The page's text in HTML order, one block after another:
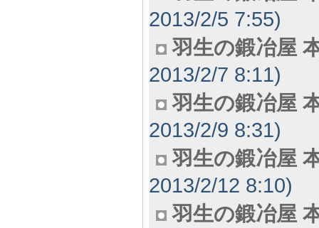
2013/2/5 7:55)
羽生の鍛冶屋
2013/2/7 8:11)
羽生の鍛冶屋
2013/2/9 8:31)
羽生の鍛冶屋
2013/2/12 8:10)
羽生の鍛冶屋